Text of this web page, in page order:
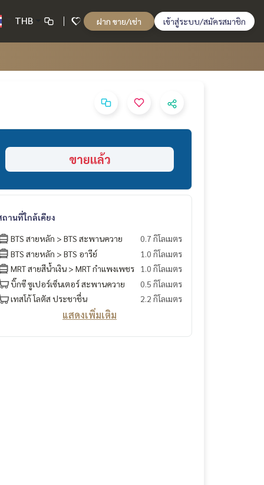
THB ฝาก ขาย/เช่า เข้าสู่ระบบ/สมัครสมาชิก
ขายแล้ว
ถานที่ใกล้เคียง
BTS สายหลัก > BTS สะพานควาย
0.7 กิโลเมตร
BTS สายหลัก > BTS อารีย์
1.0 กิโลเมตร
MRT สายสีน้ำเงิน > MRT กำแพงเพชร
1.0 กิโลเมตร
บิ๊กซี ซูเปอร์เซ็นเตอร์ สะพานควาย
0.5 กิโลเมตร
เทสโก้ โลตัส ประชาชื่น
2.2 กิโลเมตร
แสดงเพิ่มเติม